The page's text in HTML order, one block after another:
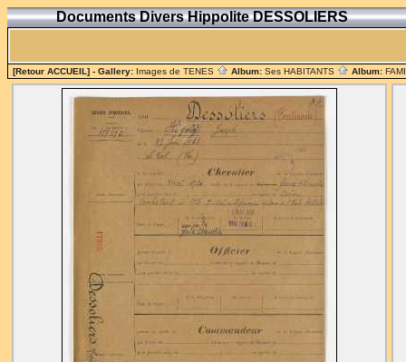
Documents Divers Hippolite DESSOLIERS
[Retour ACCUEIL] - Gallery: Images de TENES Album: Ses HABITANTS Album: